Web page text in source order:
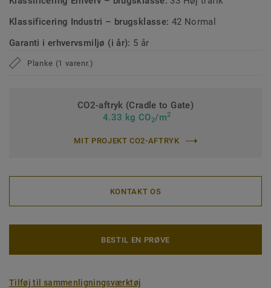
Klassificering Industri – brugsklasse: 42 Normal
Garanti i erhvervsmiljø (i år): 5 år
Planke (1 varenr.)
CO2-aftryk (Cradle to Gate)
4.33 kg CO2/m2
MIT PROJEKT CO2-AFTRYK
KONTAKT OS
BESTIL EN PRØVE
Tilføj til sammenligningsværktøj